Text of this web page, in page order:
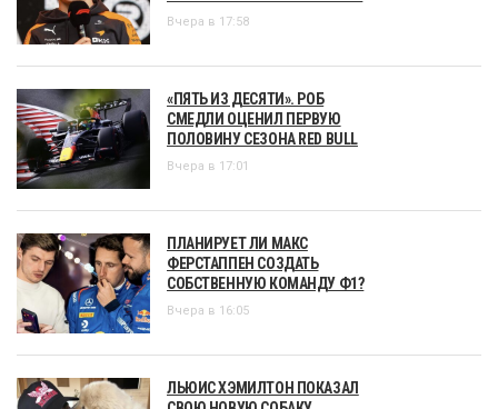
Вчера в 17:58
«ПЯТЬ ИЗ ДЕСЯТИ». РОБ
СМЕДЛИ ОЦЕНИЛ ПЕРВУЮ
ПОЛОВИНУ СЕЗОНА RED BULL
Вчера в 17:01
ПЛАНИРУЕТ ЛИ МАКС
ФЕРСТАППЕН СОЗДАТЬ
СОБСТВЕННУЮ КОМАНДУ Ф1?
Вчера в 16:05
ЛЬЮИС ХЭМИЛТОН ПОКАЗАЛ